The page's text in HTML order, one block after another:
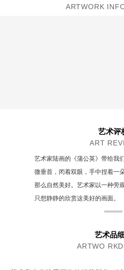
ARTWORK
艺术评
ART
艺术家陆画的《蒲公英》带给我
微垂首，闭着双眼，手中捏着一
那么自然美好。艺术家以一种旁
只想静静的欣赏这美好的画面。
艺术品
ARTWO